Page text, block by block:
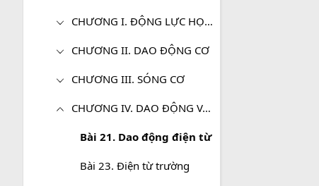
CHƯƠNG I. ĐỘNG LỰC HỌC VẬT RẮN
CHƯƠNG II. DAO ĐỘNG CƠ
CHƯƠNG III. SÓNG CƠ
CHƯƠNG IV. DAO ĐỘNG VÀ SÓNG ĐIỆN TỪ
Bài 21. Dao động điện từ
Bài 23. Điện từ trường